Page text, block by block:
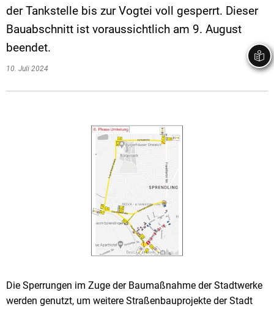
der Tankstelle bis zur Vogtei voll gesperrt. Dieser
Bauabschnitt ist voraussichtlich am 9. August
beendet.
10. Juli 2024
Die Sperrungen im Zuge der Baumaßnahme der Stadtwerke
werden genutzt, um weitere Straßenbauprojekte der Stadt